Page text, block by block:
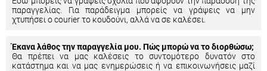
παραγγελίας. Για παράδειγμα μπορείς να γράψεις να μην
χτυπήσει ο courier το κουδούνι, αλλά να σε καλέσει.
Έκανα λάθος την παραγγελία μου. Πώς μπορώ να το διορθώσω;
Θα πρέπει να μας καλέσεις το συντομότερο δυνατόν στο
κατάστημα και να μας ενημερώσεις ή να επικοινωνήσεις μαζί